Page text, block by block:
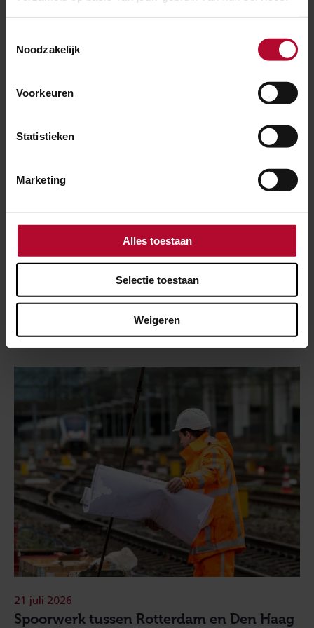
Noodzakelijk
Voorkeuren
Statistieken
Marketing
Alles toestaan
Selectie toestaan
Weigeren
Kapotte bovenleiding tussen Amsterdam
en Schiphol
Spoorwerk tussen Rotterdam en Den Haag
21 juli 2026